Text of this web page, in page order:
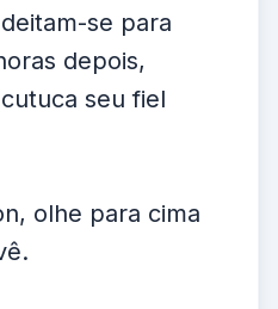
se para
depois,
seu fiel
olhe para cima